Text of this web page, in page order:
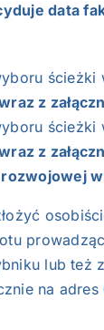
data
ścieżki
z
ścieżki
z
lub
na adres